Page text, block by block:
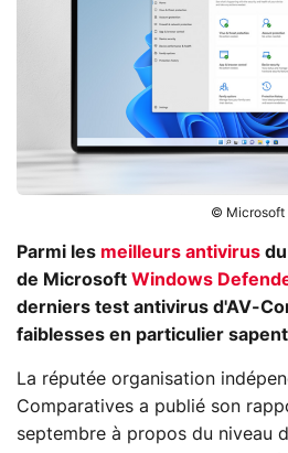
© Microsoft
Parmi les meilleurs antivirus
de Microsoft Windows
derniers test antivirus d'AV-
faiblesses en particulier
La réputée organisation
Comparatives a publié son
septembre à propos du niveau